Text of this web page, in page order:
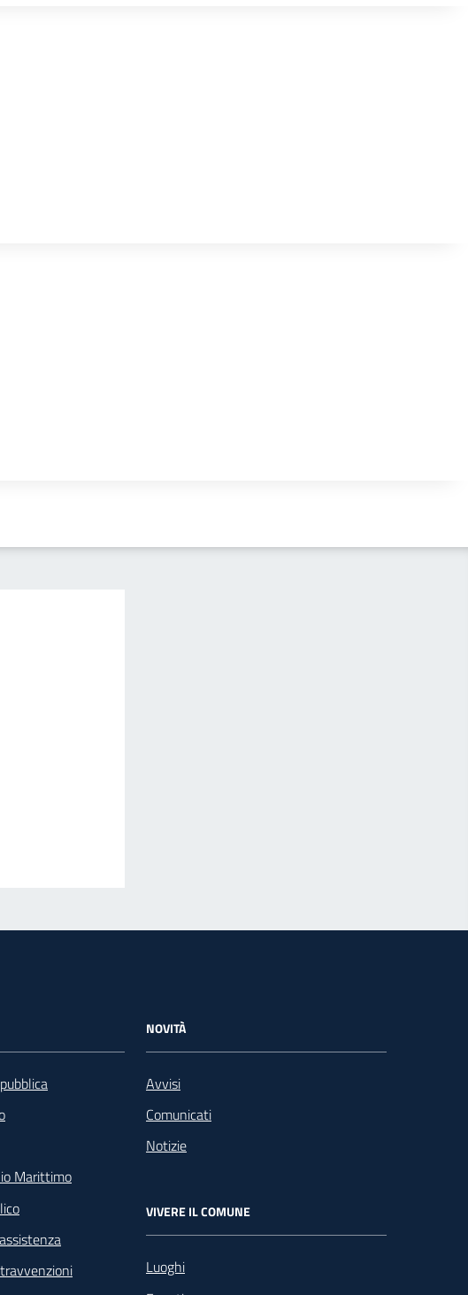
Marittimo
NOVITÀ
Avvisi
Comunicati
Notizie
VIVERE IL COMUNE
Luoghi